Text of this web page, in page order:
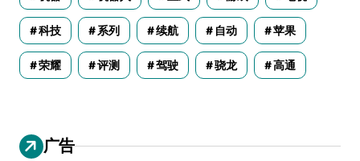
科技 系列 续航 自动 苹果
荣耀 评测 驾驶 骁龙 高通
广告